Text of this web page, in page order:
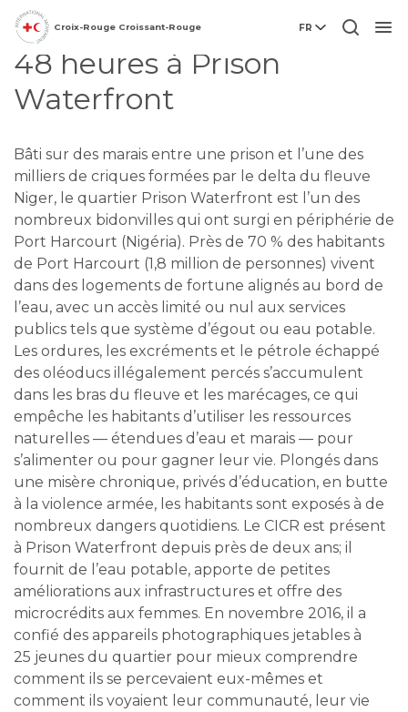
Croix-Rouge Croissant-Rouge FR
Focus
48 heures à Prison
Waterfront
Bâti sur des marais entre une prison et l’une des
milliers de criques formées par le delta du fleuve
Niger, le quartier Prison Waterfront est l’un des
nombreux bidonvilles qui ont surgi en périphérie de
Port Harcourt (Nigéria). Près de 70 % des habitants
de Port Harcourt (1,8 million de personnes) vivent
dans des logements de fortune alignés au bord de
l’eau, avec un accès limité ou nul aux services
publics tels que système d’égout ou eau potable.
Les ordures, les excréments et le pétrole échappé
des oléoducs illégalement percés s’accumulent
dans les bras du fleuve et les marécages, ce qui
empêche les habitants d’utiliser les ressources
naturelles — étendues d’eau et marais — pour
s’alimenter ou pour gagner leur vie. Plongés dans
une misère chronique, privés d’éducation, en butte
à la violence armée, les habitants sont exposés à de
nombreux dangers quotidiens. Le CICR est présent
à Prison Waterfront depuis près de deux ans; il
fournit de l’eau potable, apporte de petites
améliorations aux infrastructures et offre des
microcrédits aux femmes. En novembre 2016, il a
confié des appareils photographiques jetables à
25 jeunes du quartier pour mieux comprendre
comment ils se percevaient eux-mêmes et
comment ils voyaient leur communauté, leur vie